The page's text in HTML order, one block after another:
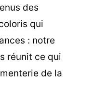
des
qui
: notre
réunit ce qui
de la